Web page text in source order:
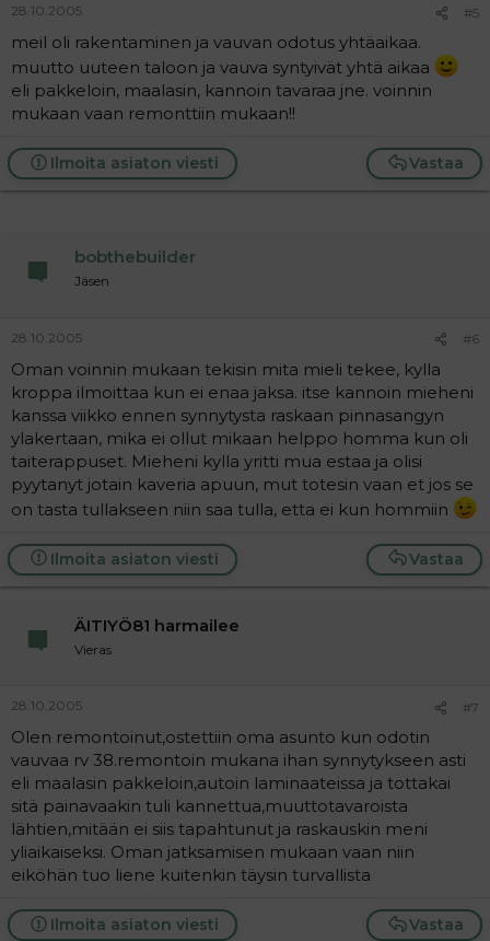
28.10.2005 #5
meil oli rakentaminen ja vauvan odotus yhtäaikaa.
muutto uuteen taloon ja vauva syntyivät yhtä aikaa
eli pakkeloin, maalasin, kannoin tavaraa jne. voinnin
mukaan vaan remonttiin mukaan!!
Vastaa
Ilmoita asiaton viesti
bobthebuilder
Jäsen
28.10.2005 #6
Oman voinnin mukaan tekisin mita mieli tekee, kylla
kroppa ilmoittaa kun ei enaa jaksa. itse kannoin mieheni
kanssa viikko ennen synnytysta raskaan pinnasangyn
ylakertaan, mika ei ollut mikaan helppo homma kun oli
taiterappuset. Mieheni kylla yritti mua estaa ja olisi
pyytanyt jotain kaveria apuun, mut totesin vaan et jos se
on tasta tullakseen niin saa tulla, etta ei kun hommiin
Vastaa
Ilmoita asiaton viesti
ÄITIYÖ81 harmailee
Vieras
28.10.2005 #7
Olen remontoinut,ostettiin oma asunto kun odotin
vauvaa rv 38.remontoin mukana ihan synnytykseen asti
eli maalasin pakkeloin,autoin laminaateissa ja tottakai
sitä painavaakin tuli kannettua,muuttotavaroista
lähtien,mitään ei siis tapahtunut ja raskauskin meni
yliaikaiseksi. Oman jatksamisen mukaan vaan niin
eiköhän tuo liene kuitenkin täysin turvallista
Vastaa
Ilmoita asiaton viesti